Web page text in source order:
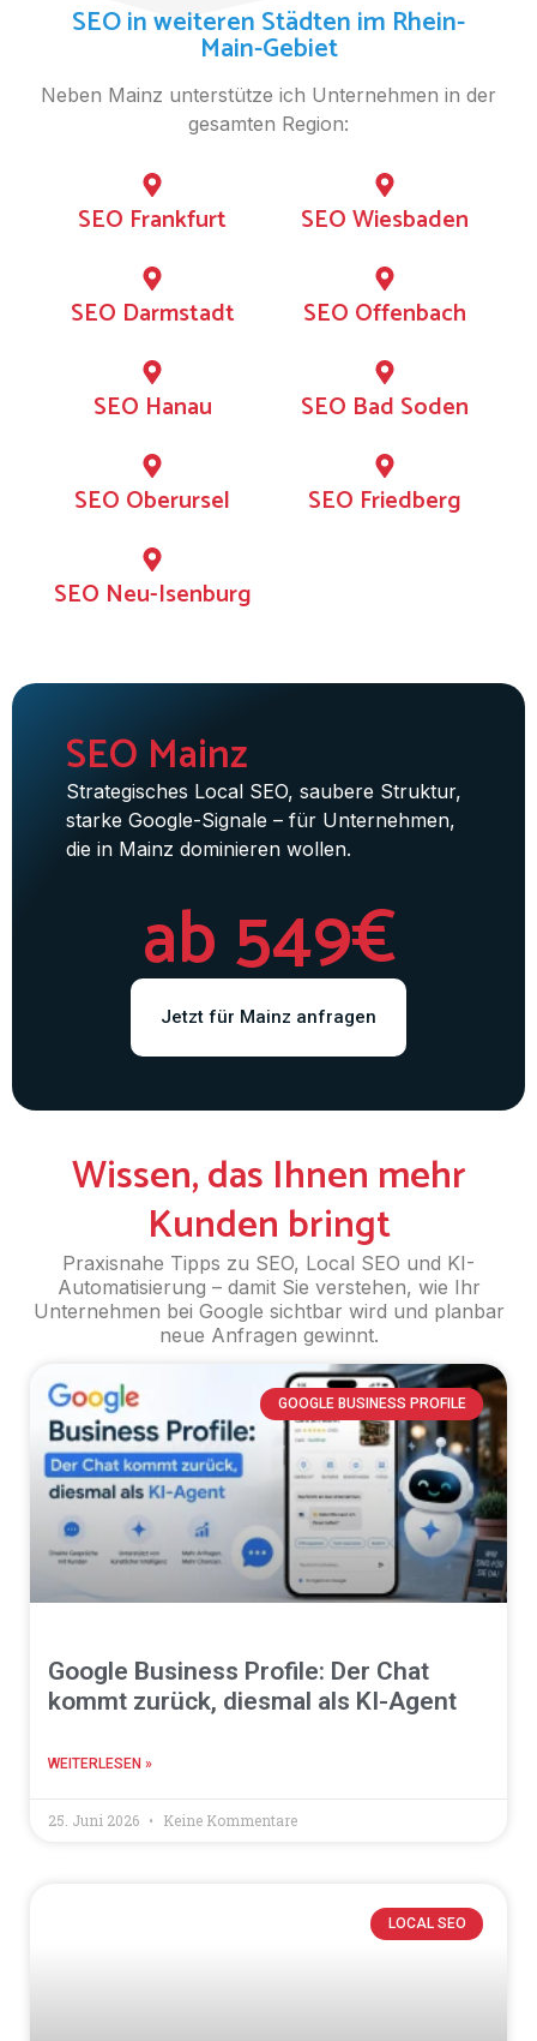
SEO in weiteren Städten im Rhein-
Main-Gebiet
Neben Mainz unterstütze ich Unternehmen in der
gesamten Region:
SEO Frankfurt SEO Wiesbaden
SEO Darmstadt SEO Offenbach
SEO Hanau SEO Bad Soden
SEO Oberursel SEO Friedberg
SEO Neu-Isenburg
SEO Mainz
Strategisches Local SEO, saubere Struktur,
starke Google-Signale – für Unternehmen,
die in Mainz dominieren wollen.
ab 549€
Jetzt für Mainz anfragen
Wissen, das Ihnen mehr
Kunden bringt
Praxisnahe Tipps zu SEO, Local SEO und KI-
Automatisierung – damit Sie verstehen, wie Ihr
Unternehmen bei Google sichtbar wird und planbar
neue Anfragen gewinnt.
GOOGLE BUSINESS PROFILE
Google Business Profile: Der Chat
kommt zurück, diesmal als KI-Agent
WEITERLESEN »
25. Juni 2026 Keine Kommentare
LOCAL SEO